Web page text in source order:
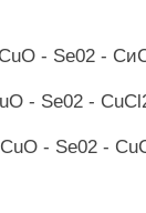
- Se02 -
- Se02 -
- Se02 -